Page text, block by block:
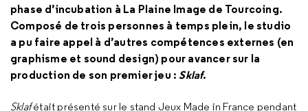
phase d’incubation à La Plaine Image de Tourcoing.
Composé de trois personnes à temps plein, le studio
a pu faire appel à d’autres compétences externes (en
graphisme et sound design) pour avancer sur la
production de son premier jeu :Sklaf.
Sklafétait présenté sur le stand Jeux Made in France pendant